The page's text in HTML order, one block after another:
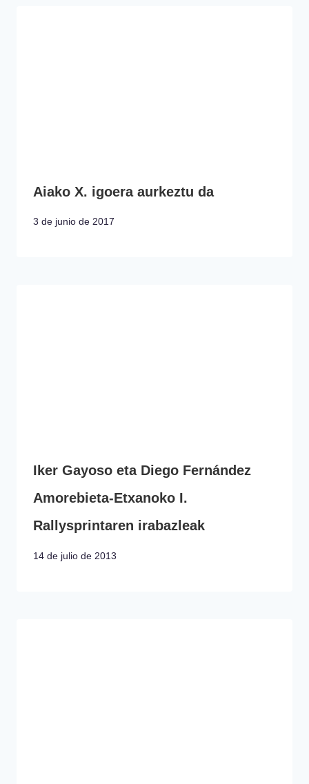
Aiako X. igoera aurkeztu da
3 de junio de 2017
Iker Gayoso eta Diego Fernández
Amorebieta-Etxanoko I.
Rallysprintaren irabazleak
14 de julio de 2013